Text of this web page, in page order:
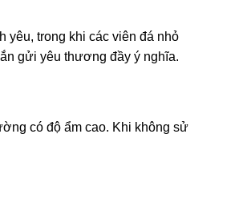
trong khi các viên đá nhỏ
gửi yêu thương đầy ý nghĩa.
có độ ẩm cao. Khi không sử